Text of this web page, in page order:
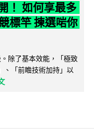
！ 如何享最多
標竿 揀選啱你
除了基本效能，「極致
、「前瞻技術加持」以